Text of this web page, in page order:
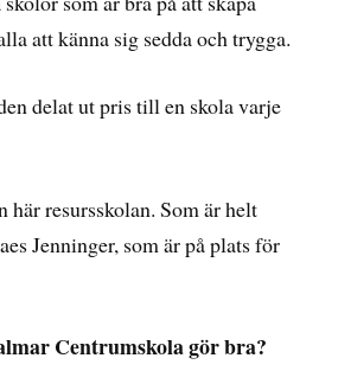
att känna sig sedda och trygga.
delat ut pris till en skola varje
här resursskolan. Som är helt
Jenninger, som är på plats för
Centrumskola gör bra?